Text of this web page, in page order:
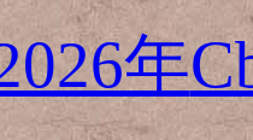
年